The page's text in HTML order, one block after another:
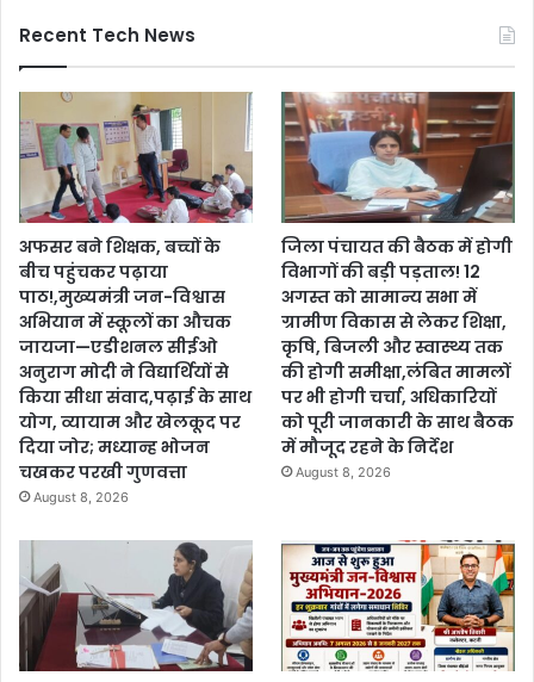
Recent Tech News
अफसर बने शिक्षक, बच्चों के
बीच पहुंचकर पढ़ाया
पाठ!,मुख्यमंत्री जन-विश्वास
अभियान में स्कूलों का औचक
जायजा—एडीशनल सीईओ
अनुराग मोदी ने विद्यार्थियों से
किया सीधा संवाद,पढ़ाई के साथ
योग, व्यायाम और खेलकूद पर
दिया जोर; मध्यान्ह भोजन
चखकर परखी गुणवत्ता
August 8, 2026
जिला पंचायत की बैठक में होगी
विभागों की बड़ी पड़ताल! 12
अगस्त को सामान्य सभा में
ग्रामीण विकास से लेकर शिक्षा,
कृषि, बिजली और स्वास्थ्य तक
की होगी समीक्षा,लंबित मामलों
पर भी होगी चर्चा, अधिकारियों
को पूरी जानकारी के साथ बैठक
में मौजूद रहने के निर्देश
August 8, 2026